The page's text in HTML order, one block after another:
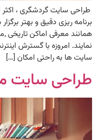
طراحی سایت گردشگری ،
برنامه ریزی دقیق و بهتر
همانند معرفی اماکن تاریخی
نمایند. امروزه با گسترش
سایت ها به راحتی امکان […]
طراحی سایت